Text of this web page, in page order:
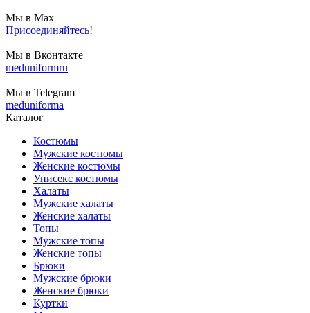
Мы в Max
Присоединяйтесь!
Мы в Вконтакте
meduniformru
Мы в Telegram
meduniforma
Каталог
Костюмы
Мужские костюмы
Женские костюмы
Унисекс костюмы
Халаты
Мужские халаты
Женские халаты
Топы
Мужские топы
Женские топы
Брюки
Мужские брюки
Женские брюки
Куртки